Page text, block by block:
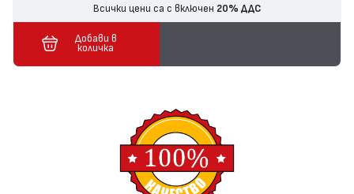
Всички цени са с включен 20% ДДС
Добави в
количка